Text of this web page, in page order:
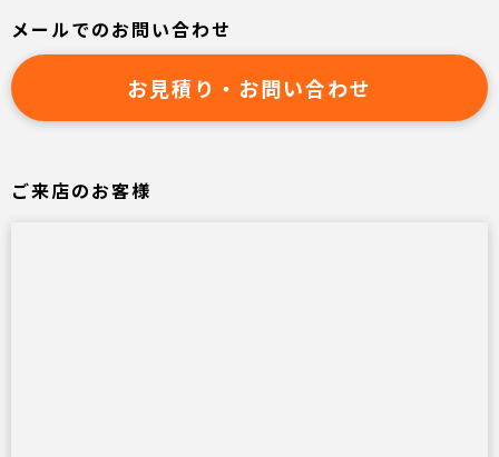
メールでのお問い合わせ
お見積り・お問い合わせ
ご来店のお客様